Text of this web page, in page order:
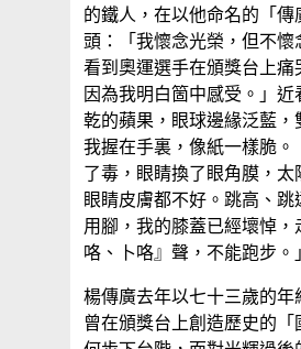
的鐵人，在以他命名的「傳
頭：「我懷念光榮，但不懷
看到奧運選手在頒獎台上痛
因為我明白箇中感受。」
乾的蘋果，眼球邊緣泛藍，
我握在手裏，像紙一樣脆。
了毒，眼睛換了眼角膜，太
眼睛皮膚都不好。跳高、跳
用腳，我的膝蓋已經壞悼，
咯、卜咯』聲，不能跑步。
楊傳廣去年以七十三歲的年
曾在頒獎台上創造歷史的「